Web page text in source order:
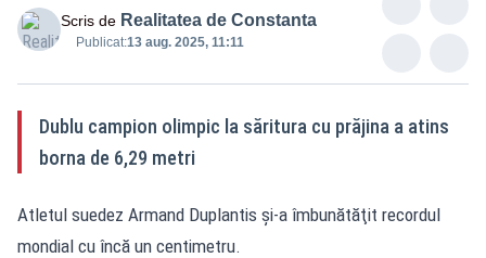
Scris de Realitatea de Constanta
Publicat:13 aug. 2025, 11:11
Dublu campion olimpic la săritura cu prăjina a atins
borna de 6,29 metri
Atletul suedez Armand Duplantis şi-a îmbunătăţit recordul
mondial cu încă un centimetru.